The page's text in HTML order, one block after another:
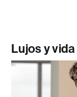
Lujos y